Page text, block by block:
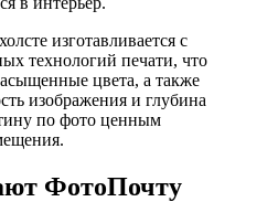
изготавливается с
технологий печати, что
цвета, а также
изображения и глубина
по фото ценным
ФотоПочту